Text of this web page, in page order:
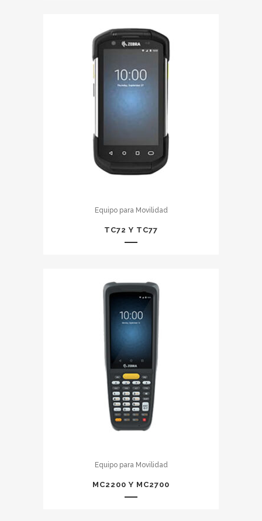
Equipo para Movilidad
TC72 Y TC77
Equipo para Movilidad
MC2200 Y MC2700